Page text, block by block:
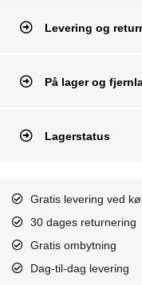
Levering og
På lager og
Lagerstatus
Gratis levering ved
30 dages returnering
Gratis ombytning
Dag-til-dag levering